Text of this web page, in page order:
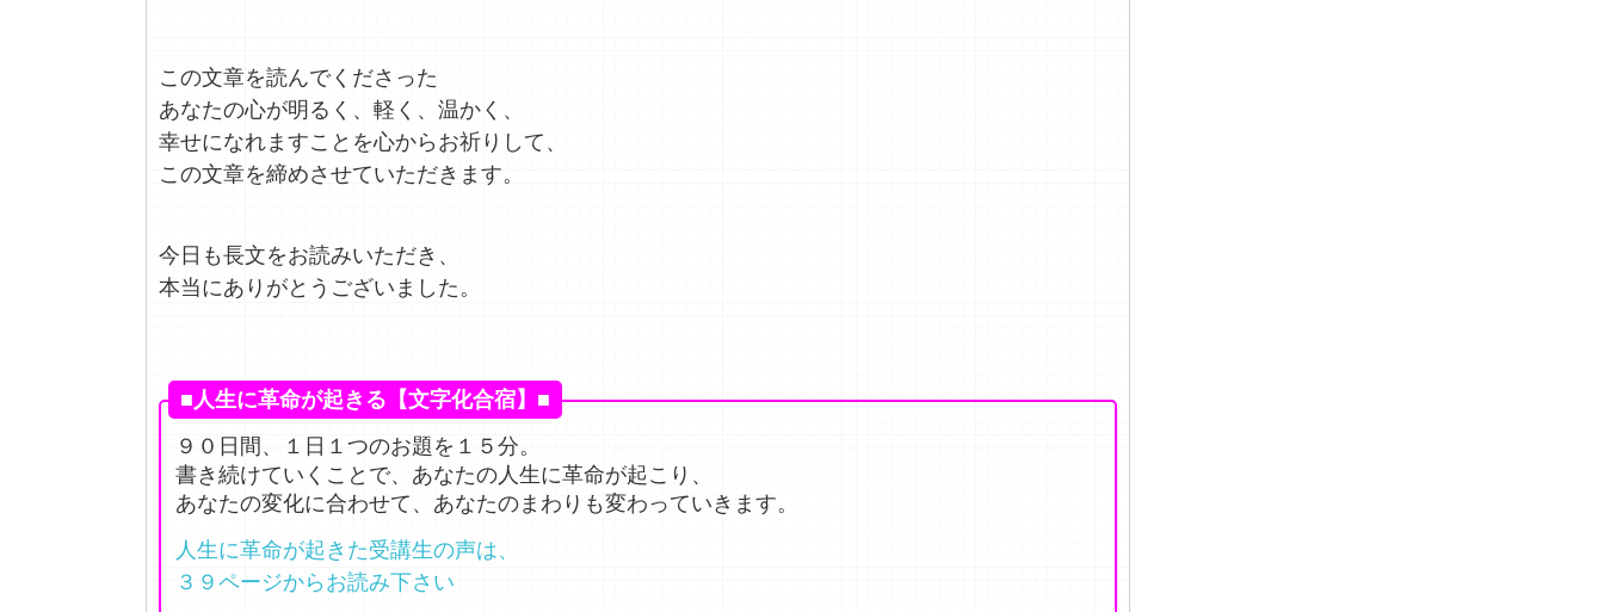
この文章を読んでくださった
あなたの心が明るく、軽く、温かく、
幸せになれますことを心からお祈りして、
この文章を締めさせていただきます。
今日も長文をお読みいただき、
本当にありがとうございました。
■人生に革命が起きる【文字化合宿】■
９０日間、１日１つのお題を１５分。
書き続けていくことで、あなたの人生に革命が起こり、
あなたの変化に合わせて、あなたのまわりも変わっていきます。
人生に革命が起きた受講生の声は、
３９ページからお読み下さい